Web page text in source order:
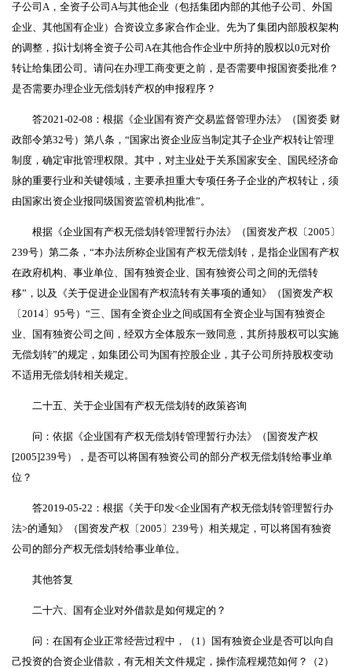
子公司A，全资子公司A与其他企业（包括集团内部的其他子公司、外国
企业、其他国有企业）合资设立多家合作企业。先为了集团内部股权架构
的调整，拟计划将全资子公司A在其他合作企业中所持的股权以0元对价
转让给集团公司。请问在办理工商变更之前，是否需要申报国资委批准？
是否需要办理企业无偿划转产权的申报程序？
答2021-02-08：根据《企业国有资产交易监督管理办法》（国资委 财
政部令第32号）第八条，“国家出资企业应当制定其子企业产权转让管理
制度，确定审批管理权限。其中，对主业处于关系国家安全、国民经济命
脉的重要行业和关键领域，主要承担重大专项任务子企业的产权转让，须
由国家出资企业报同级国资监管机构批准”。
根据《企业国有产权无偿划转管理暂行办法》（国资发产权〔2005〕
239号）第二条，“本办法所称企业国有产权无偿划转，是指企业国有产权
在政府机构、事业单位、国有独资企业、国有独资公司之间的无偿转
移”，以及《关于促进企业国有产权流转有关事项的通知》（国资发产权
〔2014〕95号）“三、国有全资企业之间或国有全资企业与国有独资企
业、国有独资公司之间，经双方全体股东一致同意，其所持股权可以实施
无偿划转”的规定，如集团公司为国有控股企业，其子公司所持股权变动
不适用无偿划转相关规定。
二十五、关于企业国有产权无偿划转的政策咨询
问：依据《企业国有产权无偿划转管理暂行办法》（国资发产权
[2005]239号），是否可以将国有独资公司的部分产权无偿划转给事业单
位？
答2019-05-22：根据《关于印发<企业国有产权无偿划转管理暂行办
法>的通知》（国资发产权〔2005〕239号）相关规定，可以将国有独资
公司的部分产权无偿划转给事业单位。
其他答复
二十六、国有企业对外借款是如何规定的？
问：在国有企业正常经营过程中，（1）国有独资企业是否可以向自
己投资的合资企业借款，有无相关文件规定，操作流程规范如何？（2）